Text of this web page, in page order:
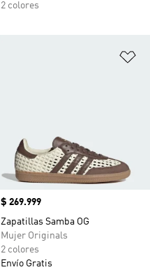
2 colores
Precio
$ 269.999
Zapatillas Samba OG
Mujer Originals
2 colores
Envío Gratis